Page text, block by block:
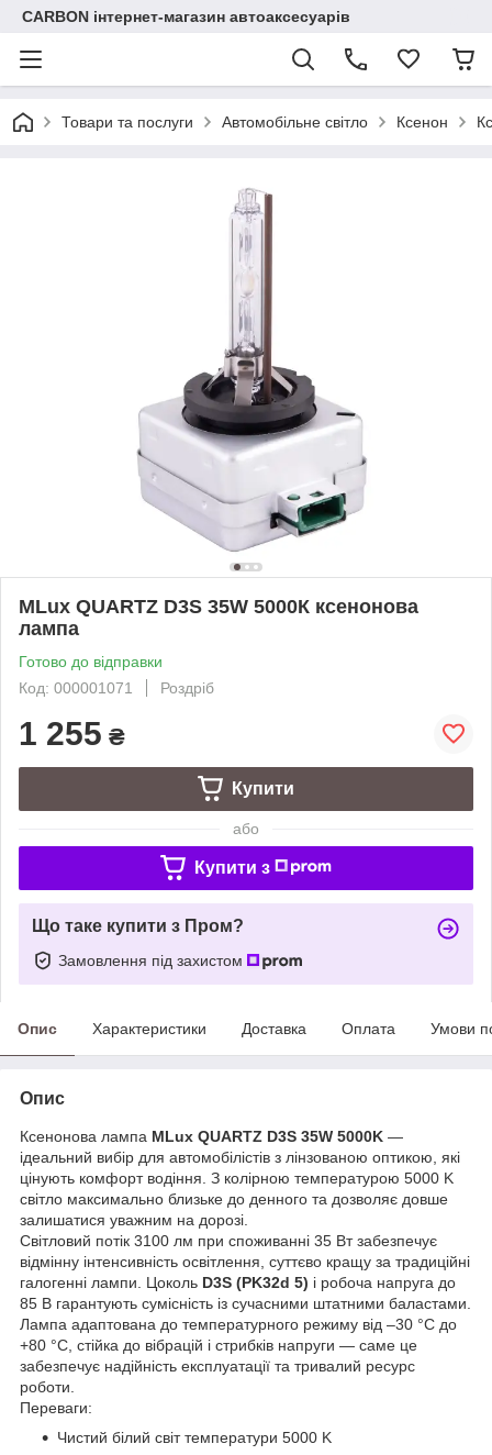
CARBON інтернет-магазин автоаксесуарів
Товари та послуги Автомобільне світло Ксенон
MLux QUARTZ D3S 35W 5000К ксенонова
лампа
Готово до відправки
Код: 000001071
Роздріб
1 255 ₴
Купити
або
Купити з
Що таке купити з Пром?
Замовлення під захистом
Опис Характеристики Доставка Оплата Умови
Опис
Ксенонова лампа MLux QUARTZ D3S 35W 5000K —
ідеальний вибір для автомобілістів з лінзованою оптикою, які
цінують комфорт водіння. З колірною температурою 5000 K
світло максимально близьке до денного та дозволяє довше
залишатися уважним на дорозі.
Світловий потік 3100 лм при споживанні 35 Вт забезпечує
відмінну інтенсивність освітлення, суттєво кращу за традиційні
галогенні лампи. Цоколь D3S (PK32d 5) і робоча напруга до
85 В гарантують сумісність із сучасними штатними баластами.
Лампа адаптована до температурного режиму від –30 °C до
+80 °C, стійка до вібрацій і стрибків напруги — саме це
забезпечує надійність експлуатації та тривалий ресурс
роботи.
Переваги:
Чистий білий світ температури 5000 K